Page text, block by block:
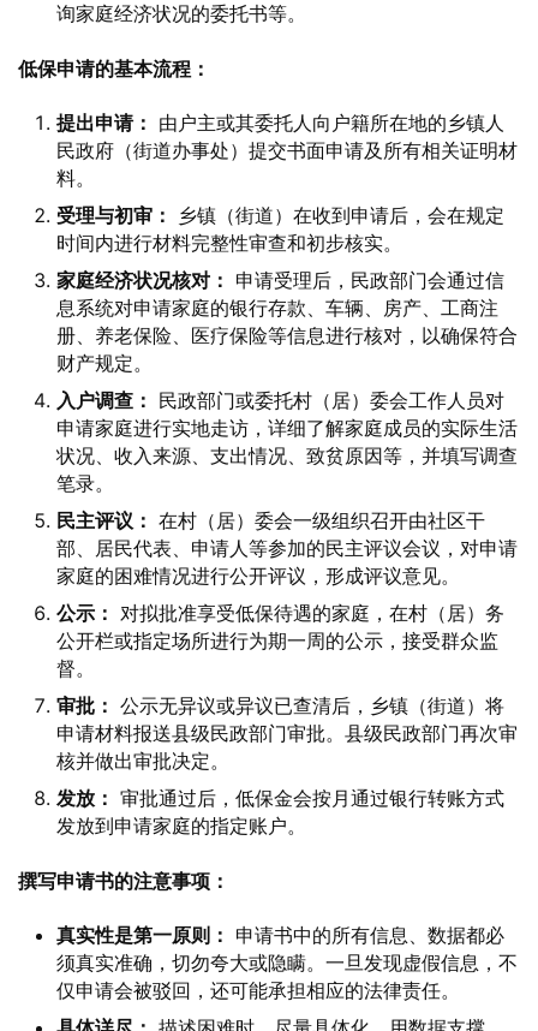
询家庭经济状况的委托书等。
低保申请的基本流程：
提出申请： 由户主或其委托人向户籍所在地的乡镇人
民政府（街道办事处）提交书面申请及所有相关证明材
料。
受理与初审：
乡镇（街道）在收到申请后，会在规定
时间内进行材料完整性审查和初步核实。
家庭经济状况核对： 申请受理后，民政部门会通过信
息系统对申请家庭的银行存款、车辆、房产、工商注
册、养老保险、医疗保险等信息进行核对，以确保符合
财产规定。
入户调查： 民政部门或委托村（居）委会工作人员对
申请家庭进行实地走访，详细了解家庭成员的实际生活
状况、收入来源、支出情况、致贫原因等，并填写调查
笔录。
民主评议： 在村（居）委会一级组织召开由社区干
部、居民代表、申请人等参加的民主评议会议，对申请
家庭的困难情况进行公开评议，形成评议意见。
公示： 对拟批准享受低保待遇的家庭，在村（居）务
公开栏或指定场所进行为期一周的公示，接受群众监
督。
审批： 公示无异议或异议已查清后，乡镇（街道）将
申请材料报送县级民政部门审批。县级民政部门再次审
核并做出审批决定。
发放： 审批通过后，低保金会按月通过银行转账方式
发放到申请家庭的指定账户。
撰写申请书的注意事项：
真实性是第一原则： 申请书中的所有信息、数据都必
须真实准确，切勿夸大或隐瞒。一旦发现虚假信息，不
仅申请会被驳回，还可能承担相应的法律责任。